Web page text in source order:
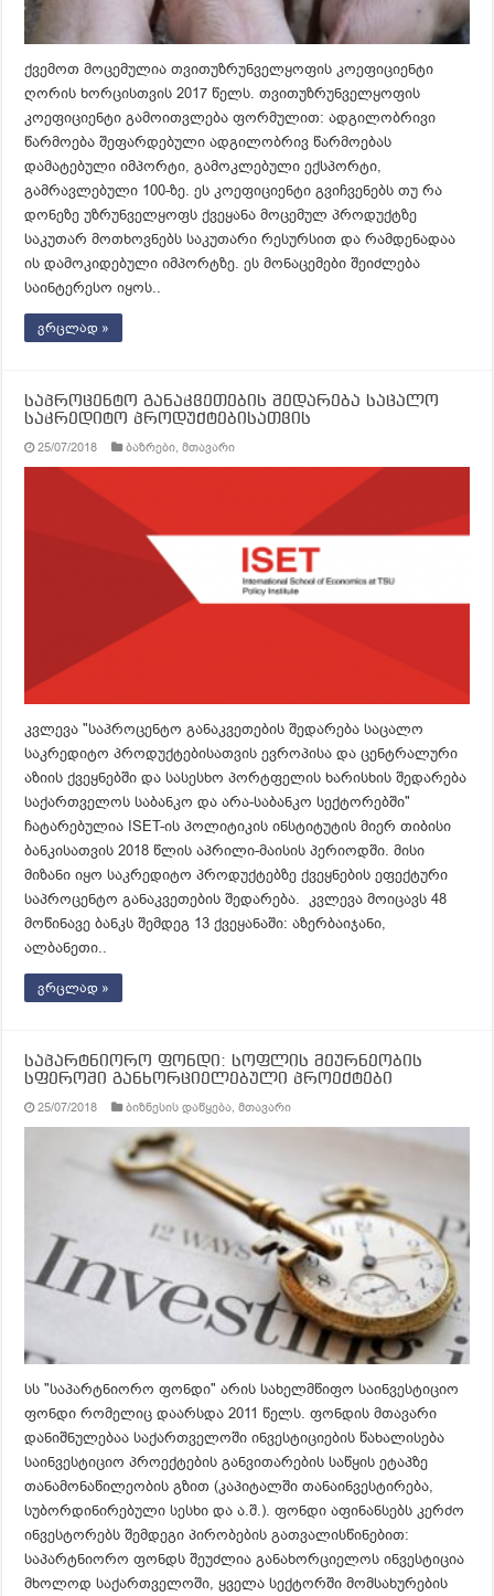
ქვემოთ მოცემულია თვითუზრუნველყოფის კოეფიციენტი
ღორის ხორცისთვის 2017 წელს. თვითუზრუნველყოფის
კოეფიციენტი გამოითვლება ფორმულით: ადგილობრივი
წარმოება შეფარდებული ადგილობრივ წარმოებას
დამატებული იმპორტი, გამოკლებული ექსპორტი,
გამრავლებული 100-ზე. ეს კოეფიციენტი გვიჩვენებს თუ რა
დონეზე უზრუნველყოფს ქვეყანა მოცემულ პროდუქტზე
საკუთარ მოთხოვნებს საკუთარი რესურსით და რამდენადაა
ის დამოკიდებული იმპორტზე. ეს მონაცემები შეიძლება
საინტერესო იყოს..
ვრცლად »
საპროცენტო განაკვეთების შედარება საცალო
საკრედიტო პროდუქტებისათვის
25/07/2018 ბაზრები,მთავარი
კვლევა "საპროცენტო განაკვეთების შედარება საცალო
საკრედიტო პროდუქტებისათვის ევროპისა და ცენტრალური
აზიის ქვეყნებში და სასესხო პორტფელის ხარისხის შედარება
საქართველოს საბანკო და არა-საბანკო სექტორებში"
ჩატარებულია ISET-ის პოლიტიკის ინსტიტუტის მიერ თიბისი
ბანკისათვის 2018 წლის აპრილი-მაისის პერიოდში. მისი
მიზანი იყო საკრედიტო პროდუქტებზე ქვეყნების ეფექტური
საპროცენტო განაკვეთების შედარება. კვლევა მოიცავს 48
მოწინავე ბანკს შემდეგ 13 ქვეყანაში: აზერბაიჯანი,
ალბანეთი..
ვრცლად »
საპარტნიორო ფონდი: სოფლის მეურნეობის
სფეროში განხორციელებული პროექტები
25/07/2018 ბიზნესის დაწყება,მთავარი
სს "საპარტნიორო ფონდი" არის სახელმწიფო საინვესტიციო
ფონდი რომელიც დაარსდა 2011 წელს. ფონდის მთავარი
დანიშნულებაა საქართველოში ინვესტიციების წახალისება
საინვესტიციო პროექტების განვითარების საწყის ეტაპზე
თანამონაწილეობის გზით (კაპიტალში თანაინვესტირება,
სუბორდინირებული სესხი და ა.შ.). ფონდი აფინანსებს კერძო
ინვესტორებს შემდეგი პირობების გათვალისწინებით:
საპარტნიორო ფონდს შეუძლია განახორციელოს ინვესტიცია
მხოლოდ საქართველოში, ყველა სექტორში მომსახურების